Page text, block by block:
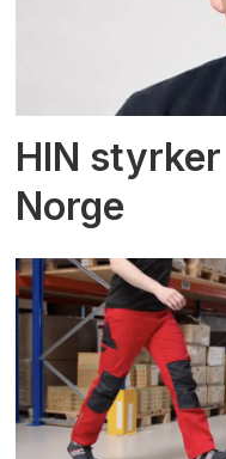
HIN
Norge